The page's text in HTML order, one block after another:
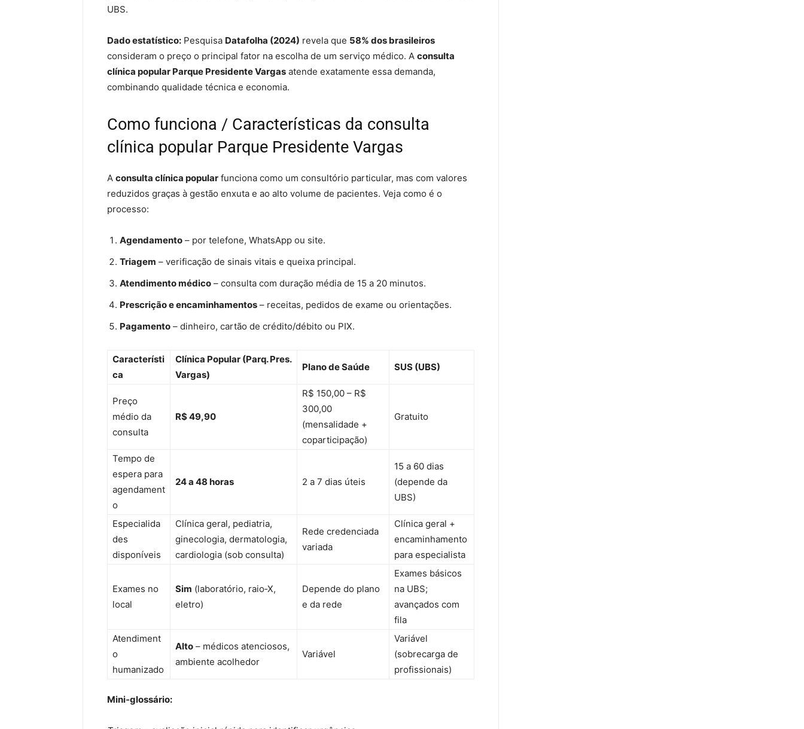
UBS.
Dado estatístico: Pesquisa Datafolha (2024) revela que 58% dos brasileiros
consideram o preço o principal fator na escolha de um serviço médico. A consulta
clínica popular Parque Presidente Vargas atende exatamente essa demanda,
combinando qualidade técnica e economia.
Como funciona / Características da consulta
clínica popular Parque Presidente Vargas
A consulta clínica popular funciona como um consultório particular, mas com valores
reduzidos graças à gestão enxuta e ao alto volume de pacientes. Veja como é o
processo:
Agendamento – por telefone, WhatsApp ou site.
Triagem – verificação de sinais vitais e queixa principal.
Atendimento médico – consulta com duração média de 15 a 20 minutos.
Prescrição e encaminhamentos – receitas, pedidos de exame ou orientações.
Pagamento – dinheiro, cartão de crédito/débito ou PIX.
Característi
ca
Clínica Popular (Parq. Pres.
Vargas)
Plano de Saúde SUS (UBS)
Preço
médio da
consulta
R$ 49,90
R$ 150,00 – R$
300,00
(mensalidade +
coparticipação)
Gratuito
Tempo de
espera para
agendament
o
24 a 48 horas 2 a 7 dias úteis
15 a 60 dias
(depende da
UBS)
Especialida
des
disponíveis
Clínica geral, pediatria,
ginecologia, dermatologia,
cardiologia (sob consulta)
Rede credenciada
variada
Clínica geral +
encaminhamento
para especialista
Exames no
local
Sim (laboratório, raio‑X,
eletro)
Depende do plano
e da rede
Exames básicos
na UBS;
avançados com
fila
Atendiment
o
humanizado
Alto – médicos atenciosos,
ambiente acolhedor
Variável
Variável
(sobrecarga de
profissionais)
Mini‑glossário: